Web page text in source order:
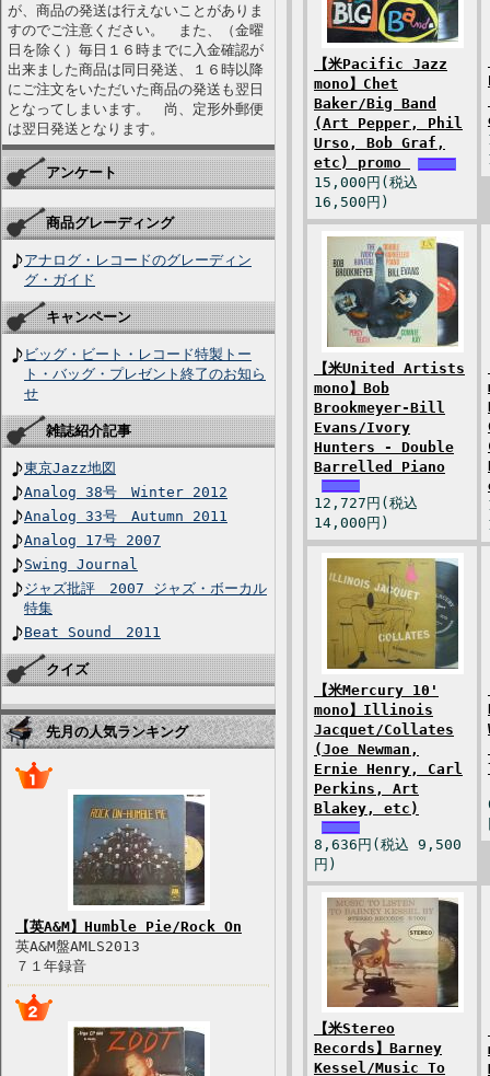
が、商品の発送は行えないことがありま
すのでご注意ください。 また、（金曜
日を除く）毎日１６時までに入金確認が
出来ました商品は同日発送、１６時以降
にご注文をいただいた商品の発送も翌日
となってしまいます。 尚、定形外郵便
は翌日発送となります。
アンケート
商品グレーディング
アナログ・レコードのグレーディン
グ・ガイド
キャンペーン
ビッグ・ビート・レコード特製トー
ト・バッグ・プレゼント終了のお知ら
せ
雑誌紹介記事
東京Jazz地図
Analog 38号 Winter 2012
Analog 33号 Autumn 2011
Analog 17号 2007
Swing Journal
ジャズ批評 2007 ジャズ・ボーカル
特集
Beat Sound 2011
クイズ
先月の人気ランキング
【英A&M】Humble Pie/Rock On
英A&M盤AMLS2013
７１年録音
【米Pacific Jazz
mono】Chet
Baker/Big Band
(Art Pepper, Phil
Urso, Bob Graf,
etc) promo
15,000円(税込
16,500円)
【米United Artists
mono】Bob
Brookmeyer-Bill
Evans/Ivory
Hunters - Double
Barrelled Piano
12,727円(税込
14,000円)
【米Mercury 10'
mono】Illinois
Jacquet/Collates
(Joe Newman,
Ernie Henry, Carl
Perkins, Art
Blakey, etc)
8,636円(税込 9,500
円)
【米Stereo
Records】Barney
Kessel/Music To